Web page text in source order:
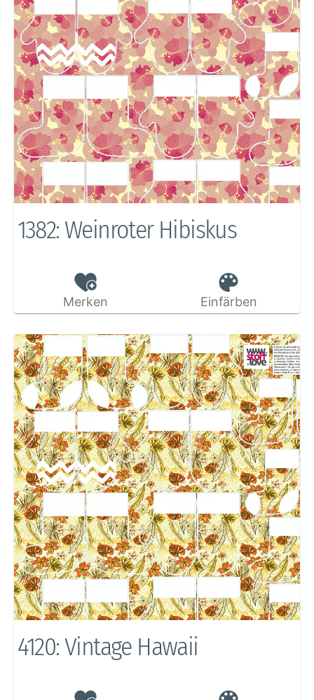
1382: Weinroter Hibiskus
Merken Einfärben
4120: Vintage Hawaii